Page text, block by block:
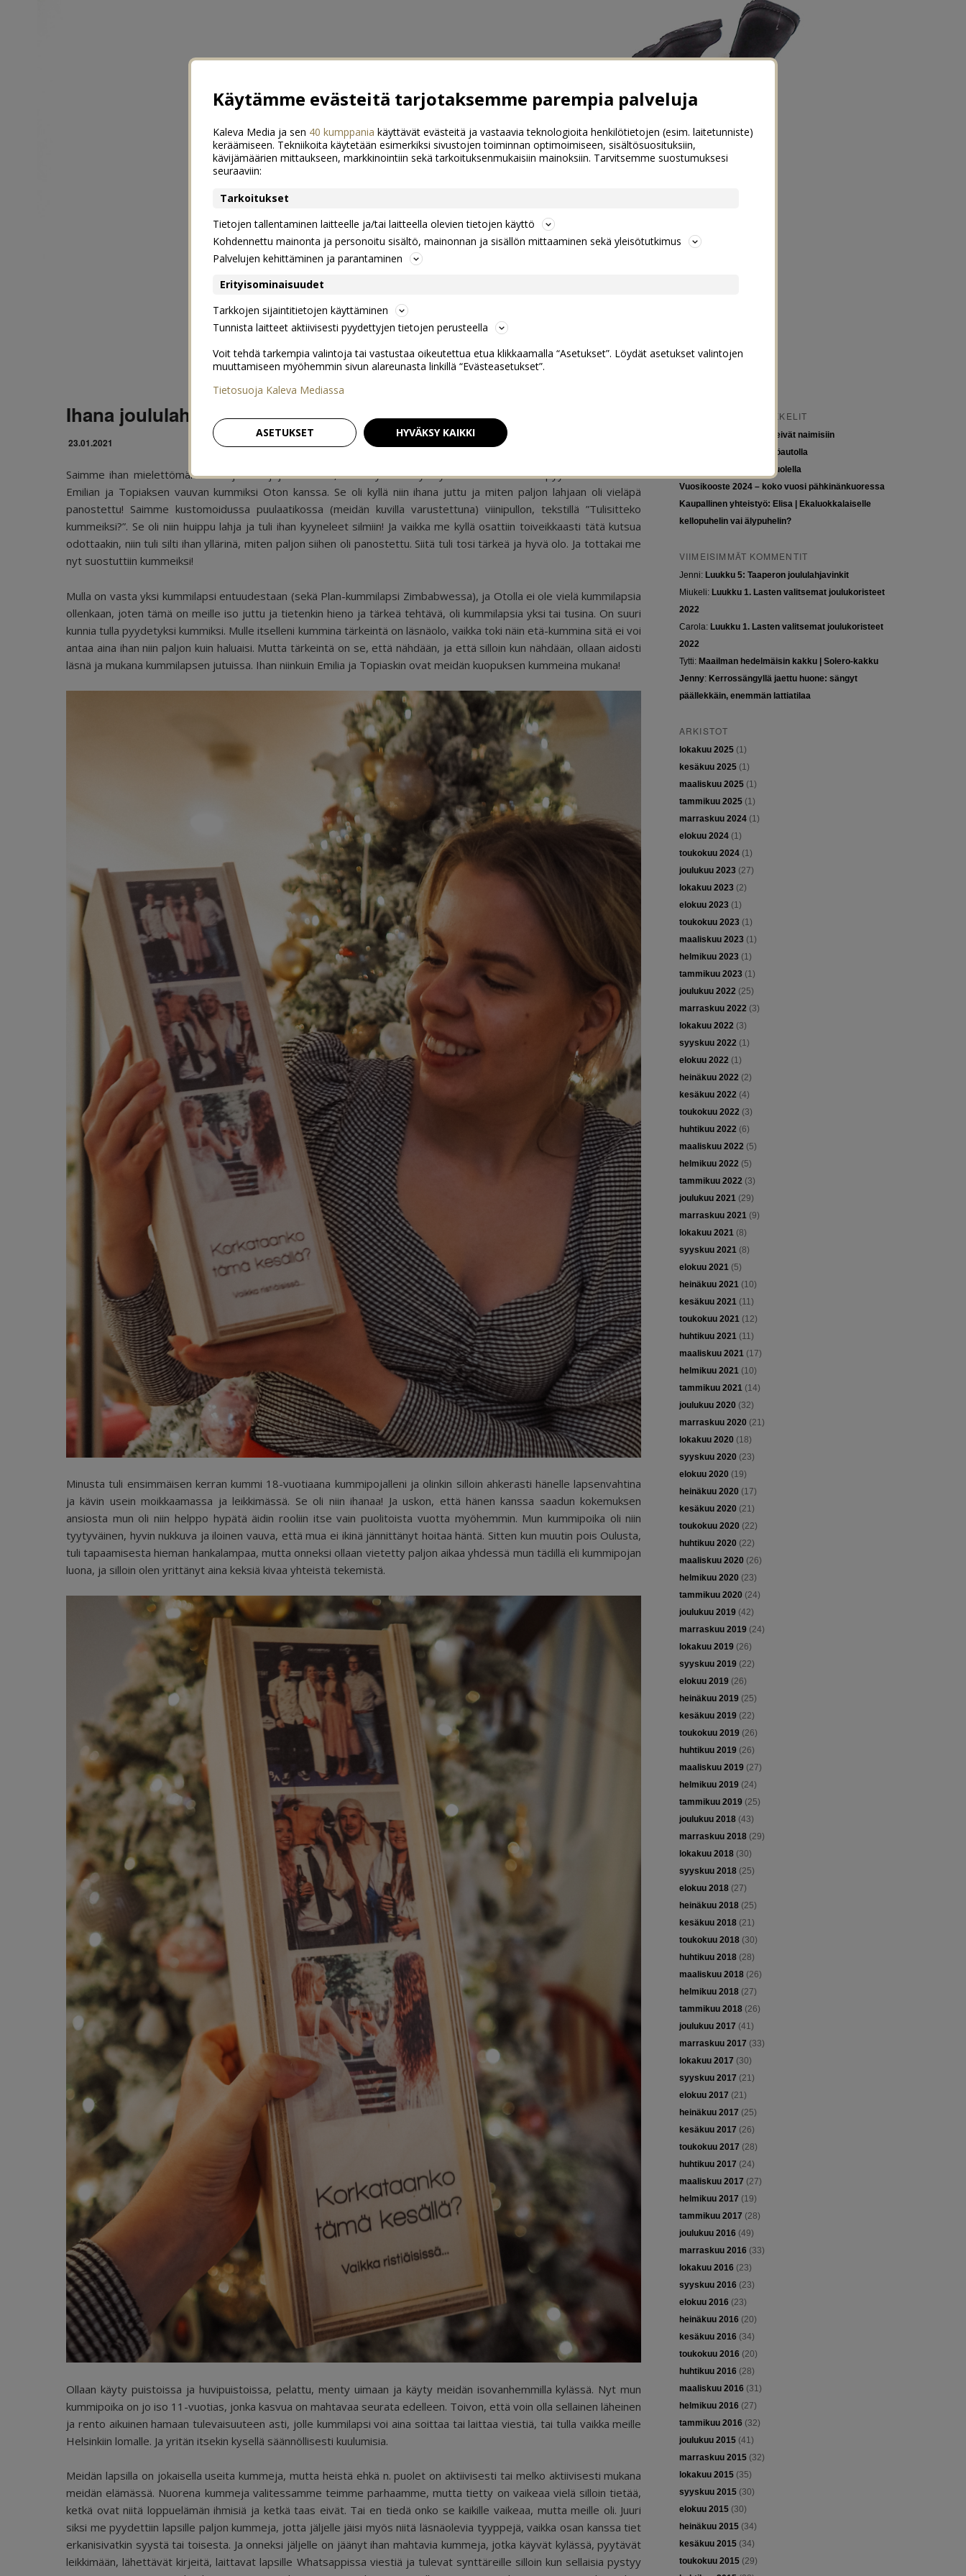
Ihana joululahja – meitä pyydettiin kummiksi
23.01.2021
Saimme ihan mielettömän ihania joululahjoja läheisiltä, mutta yksi oli kyllä ylitse muiden! Meitä pyydettiin nimittäin
Emilian ja Topiaksen vauvan kummiksi Oton kanssa. Se oli kyllä niin ihana juttu ja miten paljon lahjaan oli vieläpä
panostettu! Saimme kustomoidussa puulaatikossa (meidän kuvilla varustettuna) viinipullon, tekstillä ”Tulisitteko
kummeiksi?”. Se oli niin huippu lahja ja tuli ihan kyyneleet silmiin! Ja vaikka me kyllä osattiin toiveikkaasti tätä kutsua
odottaakin, niin tuli silti ihan yllärinä, miten paljon siihen oli panostettu. Siitä tuli tosi tärkeä ja hyvä olo. Ja tottakai me
nyt suostuttiin kummeiksi!
Mulla on vasta yksi kummilapsi entuudestaan (sekä Plan-kummilapsi Zimbabwessa), ja Otolla ei ole vielä kummilapsia
ollenkaan, joten tämä on meille iso juttu ja tietenkin hieno ja tärkeä tehtävä, oli kummilapsia yksi tai tusina. On suuri
kunnia tulla pyydetyksi kummiksi. Mulle itselleni kummina tärkeintä on läsnäolo, vaikka toki näin etä-kummina sitä ei voi
antaa aina ihan niin paljon kuin haluaisi. Mutta tärkeintä on se, että nähdään, ja että silloin kun nähdään, ollaan aidosti
läsnä ja mukana kummilapsen jutuissa. Ihan niinkuin Emilia ja Topiaskin ovat meidän kuopuksen kummeina mukana!
Minusta tuli ensimmäisen kerran kummi 18-vuotiaana kummipojalleni ja olinkin silloin ahkerasti hänelle lapsenvahtina
ja kävin usein moikkaamassa ja leikkimässä. Se oli niin ihanaa! Ja uskon, että hänen kanssa saadun kokemuksen
ansiosta mun oli niin helppo hypätä äidin rooliin itse vain puolitoista vuotta myöhemmin. Mun kummipoika oli niin
tyytyväinen, hyvin nukkuva ja iloinen vauva, että mua ei ikinä jännittänyt hoitaa häntä. Sitten kun muutin pois Oulusta,
tuli tapaamisesta hieman hankalampaa, mutta onneksi ollaan vietetty paljon aikaa yhdessä mun tädillä eli kummipojan
luona, ja silloin olen yrittänyt aina keksiä kivaa yhteistä tekemistä.
Ollaan käyty puistoissa ja huvipuistoissa, pelattu, menty uimaan ja käyty meidän isovanhemmilla kylässä. Nyt mun
kummipoika on jo iso 11-vuotias, jonka kasvua on mahtavaa seurata edelleen. Toivon, että voin olla sellainen läheinen
ja rento aikuinen hamaan tulevaisuuteen asti, jolle kummilapsi voi aina soittaa tai laittaa viestiä, tai tulla vaikka meille
Helsinkiin lomalle. Ja yritän itsekin kysellä säännöllisesti kuulumisia.
Meidän lapsilla on jokaisella useita kummeja, mutta heistä ehkä n. puolet on aktiivisesti tai melko aktiivisesti mukana
meidän elämässä. Nuorena kummeja valitessamme teimme parhaamme, mutta tietty on vaikeaa vielä silloin tietää,
ketkä ovat niitä loppuelämän ihmisiä ja ketkä taas eivät. Tai en tiedä onko se kaikille vaikeaa, mutta meille oli. Juuri
siksi me pyydettiin lapsille paljon kummeja, jotta jäljelle jäisi myös niitä läsnäolevia tyyppejä, vaikka osan kanssa tiet
erkanisivatkin syystä tai toisesta. Ja onneksi jäljelle on jäänyt ihan mahtavia kummeja, jotka käyvät kylässä, pyytävät
leikkimään, lähettävät kirjeitä, laittavat lapsille Whatsappissa viestiä ja tulevat synttäreille silloin kun sellaisia pystyy
VIIMEISIMMÄT ARTIKKELIT
Tytöt kuuluvat kouluun, eivät naimisiin
Euroopan roadtrip sähköautolla
Tyttöjen ja tasa-arvon puolella
Vuosikooste 2024 – koko vuosi pähkinänkuoressa
Kaupallinen yhteistyö: Elisa | Ekaluokkalaiselle
kellopuhelin vai älypuhelin?
VIIMEISIMMÄT KOMMENTIT
Jenni: Luukku 5: Taaperon joululahjavinkit
Miukeli: Luukku 1. Lasten valitsemat joulukoristeet
2022
Carola: Luukku 1. Lasten valitsemat joulukoristeet
2022
Tytti: Maailman hedelmäisin kakku | Solero-kakku
Jenny: Kerrossängyllä jaettu huone: sängyt
päällekkäin, enemmän lattiatilaa
ARKISTOT
lokakuu 2025(1)
kesäkuu 2025(1)
maaliskuu 2025(1)
tammikuu 2025(1)
marraskuu 2024(1)
elokuu 2024(1)
toukokuu 2024(1)
joulukuu 2023(27)
lokakuu 2023(2)
elokuu 2023(1)
toukokuu 2023(1)
maaliskuu 2023(1)
helmikuu 2023(1)
tammikuu 2023(1)
joulukuu 2022(25)
marraskuu 2022(3)
lokakuu 2022(3)
syyskuu 2022(1)
elokuu 2022(1)
heinäkuu 2022(2)
kesäkuu 2022(4)
toukokuu 2022(3)
huhtikuu 2022(6)
maaliskuu 2022(5)
helmikuu 2022(5)
tammikuu 2022(3)
joulukuu 2021(29)
marraskuu 2021(9)
lokakuu 2021(8)
syyskuu 2021(8)
elokuu 2021(5)
heinäkuu 2021(10)
kesäkuu 2021(11)
toukokuu 2021(12)
huhtikuu 2021(11)
maaliskuu 2021(17)
helmikuu 2021(10)
tammikuu 2021(14)
joulukuu 2020 (32)
marraskuu 2020 (21)
lokakuu 2020 (18)
syyskuu 2020 (23)
elokuu 2020 (19)
heinäkuu 2020 (17)
kesäkuu 2020 (21)
toukokuu 2020 (22)
huhtikuu 2020 (22)
maaliskuu 2020 (26)
helmikuu 2020 (23)
tammikuu 2020 (24)
joulukuu 2019(42)
marraskuu 2019(24)
lokakuu 2019(26)
syyskuu 2019(22)
elokuu 2019(26)
heinäkuu 2019(25)
kesäkuu 2019(22)
toukokuu 2019(26)
huhtikuu 2019(26)
maaliskuu 2019(27)
helmikuu 2019(24)
tammikuu 2019(25)
joulukuu 2018(43)
marraskuu 2018(29)
lokakuu 2018(30)
syyskuu 2018(25)
elokuu 2018(27)
heinäkuu 2018(25)
kesäkuu 2018(21)
toukokuu 2018(30)
huhtikuu 2018(28)
maaliskuu 2018(26)
helmikuu 2018(27)
tammikuu 2018(26)
joulukuu 2017 (41)
marraskuu 2017 (33)
lokakuu 2017 (30)
syyskuu 2017 (21)
elokuu 2017 (21)
heinäkuu 2017 (25)
kesäkuu 2017 (26)
toukokuu 2017 (28)
huhtikuu 2017 (24)
maaliskuu 2017 (27)
helmikuu 2017 (19)
tammikuu 2017 (28)
joulukuu 2016 (49)
marraskuu 2016 (33)
lokakuu 2016 (23)
syyskuu 2016 (23)
elokuu 2016 (23)
heinäkuu 2016 (20)
kesäkuu 2016 (34)
toukokuu 2016 (20)
huhtikuu 2016 (28)
maaliskuu 2016 (31)
helmikuu 2016 (27)
tammikuu 2016 (32)
joulukuu 2015(41)
marraskuu 2015(32)
lokakuu 2015(35)
syyskuu 2015(30)
elokuu 2015(30)
heinäkuu 2015(34)
kesäkuu 2015(34)
toukokuu 2015(29)
Käytämme evästeitä tarjotaksemme parempia palveluja
Kaleva Media ja sen 40 kumppania käyttävät evästeitä ja vastaavia teknologioita henkilötietojen (esim. laitetunniste)
keräämiseen. Tekniikoita käytetään esimerkiksi sivustojen toiminnan optimoimiseen, sisältösuosituksiin,
kävijämäärien mittaukseen, markkinointiin sekä tarkoituksenmukaisiin mainoksiin. Tarvitsemme suostumuksesi
seuraaviin:
Tarkoitukset
Tietojen tallentaminen laitteelle ja/tai laitteella olevien tietojen käyttö
Kohdennettu mainonta ja personoitu sisältö, mainonnan ja sisällön mittaaminen sekä yleisötutkimus
Palvelujen kehittäminen ja parantaminen
Erityisominaisuudet
Tarkkojen sijaintitietojen käyttäminen
Tunnista laitteet aktiivisesti pyydettyjen tietojen perusteella
Voit tehdä tarkempia valintoja tai vastustaa oikeutettua etua klikkaamalla “Asetukset”. Löydät asetukset valintojen
muuttamiseen myöhemmin sivun alareunasta linkillä “Evästeasetukset”.
Tietosuoja Kaleva Mediassa
ASETUKSET HYVÄKSY KAIKKI